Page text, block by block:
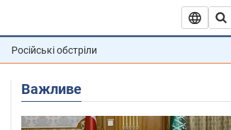
Російські обстріли
Важливе